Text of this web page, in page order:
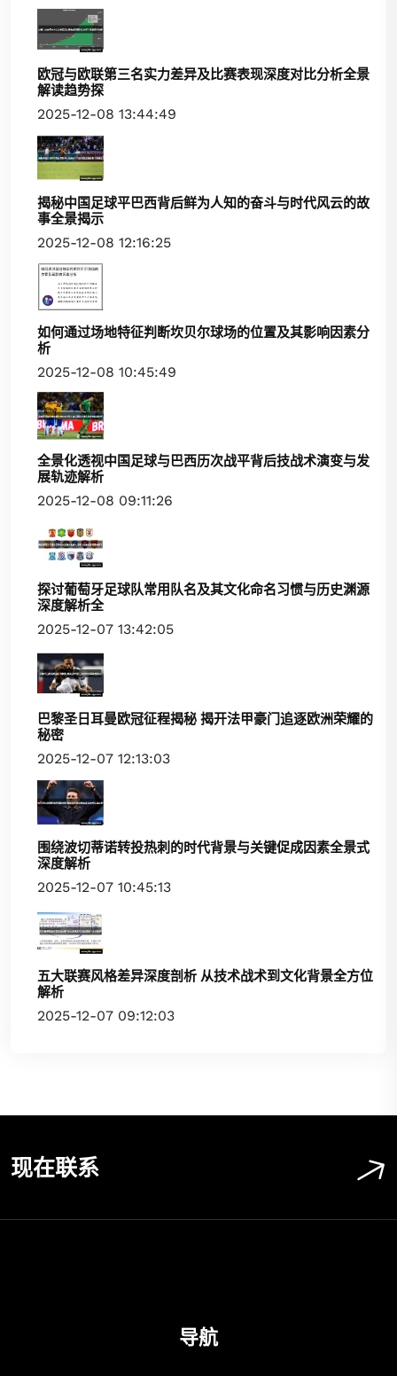
欧冠与欧联第三名实力差异及比赛表现深度对比分析全景
解读趋势探
2025-12-08 13:44:49
揭秘中国足球平巴西背后鲜为人知的奋斗与时代风云的故
事全景揭示
2025-12-08 12:16:25
如何通过场地特征判断坎贝尔球场的位置及其影响因素分
析
2025-12-08 10:45:49
全景化透视中国足球与巴西历次战平背后技战术演变与发
展轨迹解析
2025-12-08 09:11:26
探讨葡萄牙足球队常用队名及其文化命名习惯与历史渊源
深度解析全
2025-12-07 13:42:05
巴黎圣日耳曼欧冠征程揭秘 揭开法甲豪门追逐欧洲荣耀的
秘密
2025-12-07 12:13:03
围绕波切蒂诺转投热刺的时代背景与关键促成因素全景式
深度解析
2025-12-07 10:45:13
五大联赛风格差异深度剖析 从技术战术到文化背景全方位
解析
2025-12-07 09:12:03
现在联系
导航